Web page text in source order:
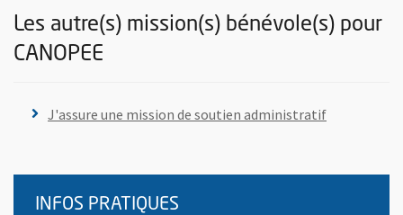
Les autre(s) mission(s) bénévole(s) pour
CANOPEE
Plus d'information sur l'offre de bénévolat :
J'assure une mission de soutien administratif, Ouvre une
INFOS PRATIQUES